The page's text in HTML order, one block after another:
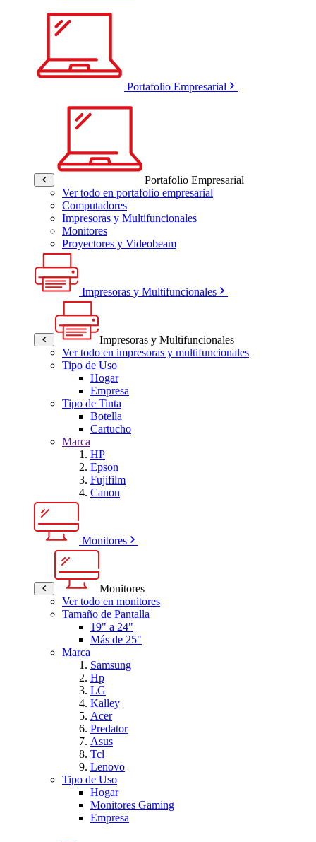
Portafolio Empresarial
Portafolio Empresarial
Ver todo en portafolio empresarial
Computadores
Impresoras y Multifuncionales
Monitores
Proyectores y Videobeam
Impresoras y Multifuncionales
Impresoras y Multifuncionales
Ver todo en impresoras y multifuncionales
Tipo de Uso
Hogar
Empresa
Tipo de Tinta
Botella
Cartucho
Marca
HP
Epson
Fujifilm
Canon
Monitores
Monitores
Ver todo en monitores
Tamaño de Pantalla
19" a 24"
Más de 25"
Marca
Samsung
Hp
LG
Kalley
Acer
Predator
Asus
Tcl
Lenovo
Tipo de Uso
Hogar
Monitores Gaming
Empresa